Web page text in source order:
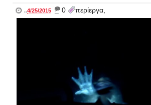
..4/25/2015 _ 0 περίεργα,